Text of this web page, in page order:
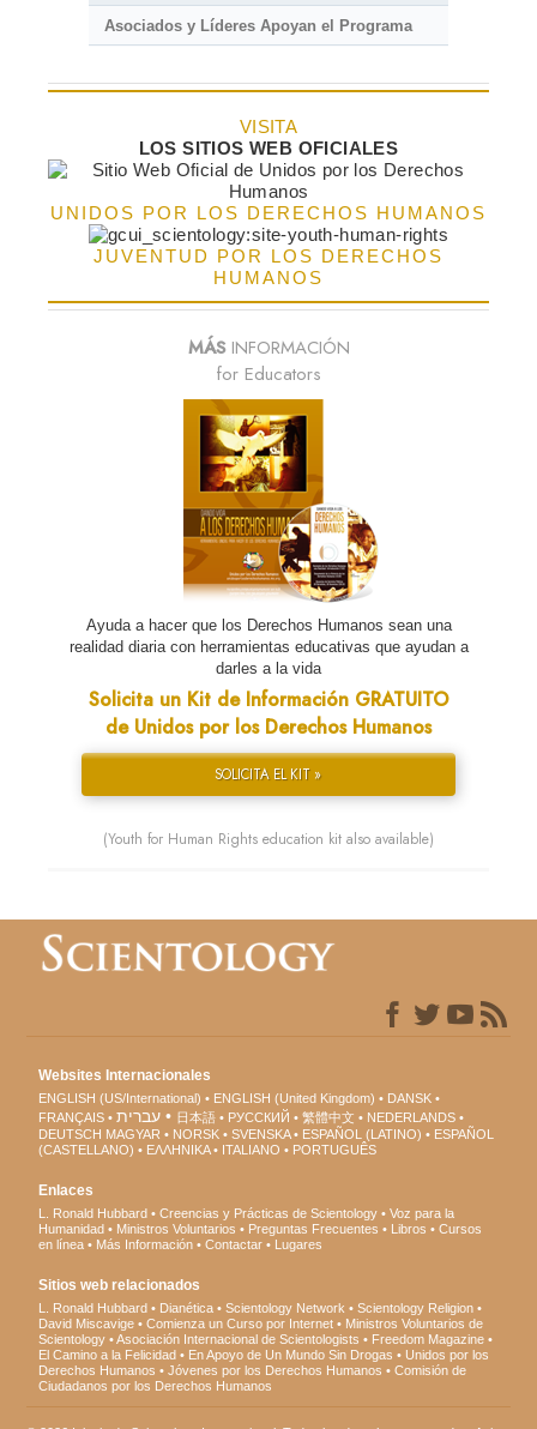
Asociados y Líderes Apoyan el Programa
VISITA
LOS SITIOS WEB OFICIALES
UNIDOS POR LOS DERECHOS HUMANOS
JUVENTUD POR LOS DERECHOS
HUMANOS
MÁSINFORMACIÓN
for Educators
Ayuda a hacer que los Derechos Humanos sean una
realidad diaria con herramientas educativas que ayudan a
darles a la vida
Solicita un Kit de Información GRATUITO
de Unidos por los Derechos Humanos
SOLICITA EL KIT »
(Youth for Human Rights education kit also available)
Websites Internacionales
ENGLISH (US/International) ENGLISH (United Kingdom)
DANSK
FRANÇAIS
עברית 日本語 РУССКИЙ 繁體中文
NEDERLANDS
DEUTSCH MAGYAR NORSK SVENSKA ESPAÑOL (LATINO)
ESPAÑOL
(CASTELLANO)
ΕΛΛΗΝΙΚA ITALIANO PORTUGUÊS
Enlaces
L. Ronald Hubbard Creencias y Prácticas de Scientology
Voz para la
Humanidad
Ministros Voluntarios Preguntas Frecuentes Libros
Cursos
en línea
Más Información Contactar Lugares
Sitios web relacionados
L. Ronald Hubbard Dianética Scientology Network
Scientology Religion
David Miscavige
Comienza un Curso por Internet
Ministros Voluntarios de
Scientology
Asociación Internacional de Scientologists
Freedom Magazine
El Camino a la Felicidad
En Apoyo de Un Mundo Sin Drogas
Unidos por los
Derechos Humanos
Jóvenes por los Derechos Humanos
Comisión de
Ciudadanos por los Derechos Humanos